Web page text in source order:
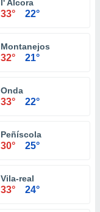
l' Alcora
33° 22°
Montanejos
32° 21°
Onda
33° 22°
Peñíscola
30° 25°
Vila-real
33° 24°